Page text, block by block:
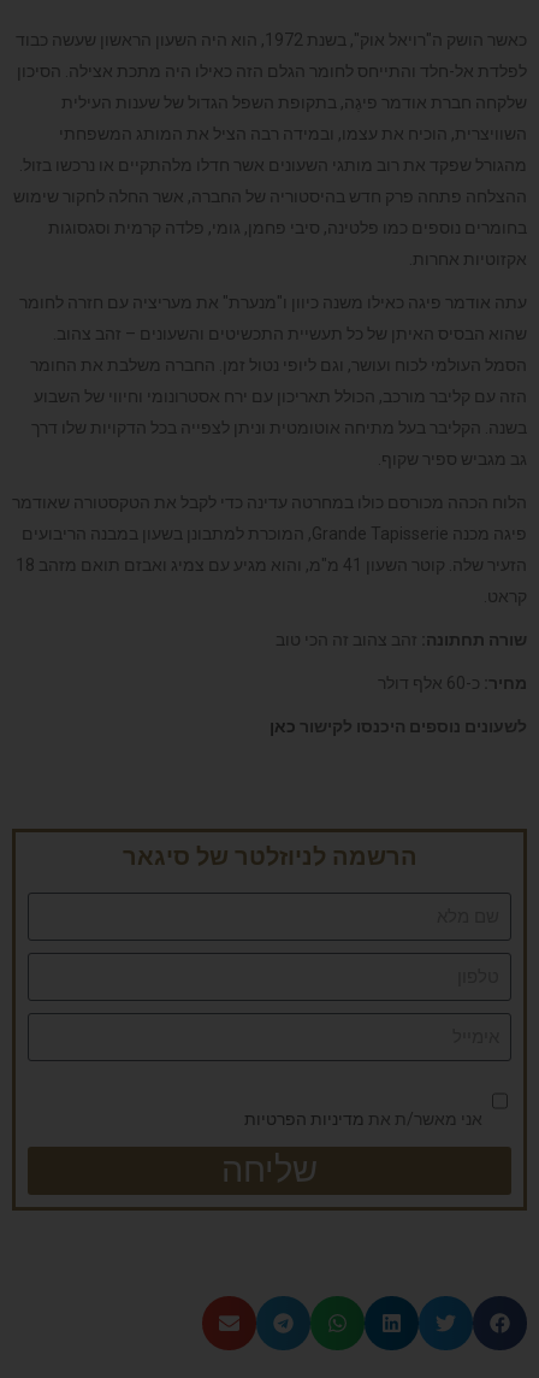
כאשר הושק ה"רויאל אוק", בשנת 1972, הוא היה השעון הראשון שעשה כבוד
לפלדת אל-חלד והתייחס לחומר הגלם הזה כאילו היה מתכת אצילה. הסיכון
שלקחה חברת אודמר פיגֶה, בתקופת השפל הגדול של שענות העילית
השוויצרית, הוכיח את עצמו, ובמידה רבה הציל את המותג המשפחתי
מהגורל שפקד את רוב מותגי השעונים אשר חדלו מלהתקיים או נרכשו בזול.
ההצלחה פתחה פרק חדש בהיסטוריה של החברה, אשר החלה לחקור שימוש
בחומרים נוספים כמו פלטינה, סיבי פחמן, גומי, פלדה קרמית וסגסוגות
אקזוטיות אחרות.
עתה אודמר פיגה כאילו משנה כיוון ו"מנערת" את מעריציה עם חזרה לחומר
שהוא הבסיס האיתן של כל תעשיית התכשיטים והשעונים – זהב צהוב.
הסמל העולמי לכוח ועושר, וגם ליופי נטול זמן. החברה משלבת את החומר
הזה עם קליבר מורכב, הכולל תאריכון עם ירח אסטרונומי וחיווי של השבוע
בשנה. הקליבר בעל מתיחה אוטומטית וניתן לצפייה בכל הדקויות שלו דרך
גב מגביש ספיר שקוף.
הלוח הכהה מכורסם כולו במחרטה עדינה כדי לקבל את הטקסטורה שאודמר
פיגה מכנה Grande Tapisserie, המוכרת למתבונן בשעון במבנה הריבועים
הזעיר שלה. קוטר השעון 41 מ"מ, והוא מגיע עם צמיג ואבזם תואם מזהב 18
קראט.
שורה תחתונה: זהב צהוב זה הכי טוב
מחיר כ-60 אלף דולר
לשעונים נוספים היכנסו לקישור כאן
הרשמה לניוזלטר של סיגאר
אני מאשר/ת את מדיניות הפרטיות
שליחה